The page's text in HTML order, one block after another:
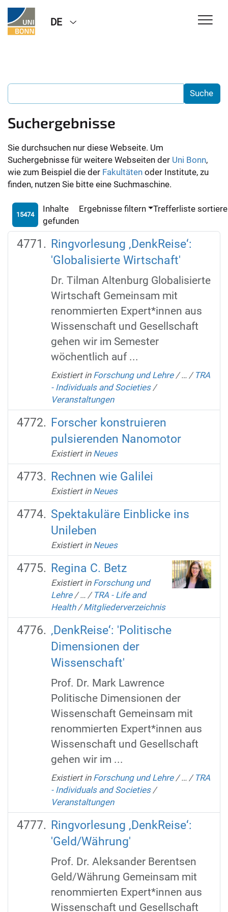
DE
Suchergebnisse
Sie durchsuchen nur diese Webseite. Um
Suchergebnisse für weitere Webseiten der Uni Bonn,
wie zum Beispiel die der Fakultäten oder Institute, zu
finden, nutzen Sie bitte eine Suchmaschine.
15474
Inhalte
gefunden
Ergebnisse filtern Trefferliste
Ringvorlesung ‚DenkReise‘:
'Globalisierte Wirtschaft'
Dr. Tilman Altenburg Globalisierte
Wirtschaft Gemeinsam mit
renommierten Expert*innen aus
Wissenschaft und Gesellschaft
gehen wir im Semester
wöchentlich auf ...
Existiert in Forschung und Lehre /… / TRA
- Individuals and Societies /
Veranstaltungen
Forscher konstruieren
pulsierenden Nanomotor
Existiert in Neues
Rechnen wie Galilei
Existiert in Neues
Spektakuläre Einblicke ins
Unileben
Existiert in Neues
Regina C. Betz
Existiert in Forschung und
Lehre /… / TRA - Life and
Health /Mitgliederverzeichnis
‚DenkReise‘: 'Politische
Dimensionen der
Wissenschaft'
Prof. Dr. Mark Lawrence
Politische Dimensionen der
Wissenschaft Gemeinsam mit
renommierten Expert*innen aus
Wissenschaft und Gesellschaft
gehen wir im ...
Existiert in Forschung und Lehre /… / TRA
- Individuals and Societies /
Veranstaltungen
Ringvorlesung ‚DenkReise‘:
'Geld/Währung'
Prof. Dr. Aleksander Berentsen
Geld/Währung Gemeinsam mit
renommierten Expert*innen aus
Wissenschaft und Gesellschaft